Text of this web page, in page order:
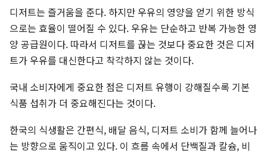
디저트는 즐거움을 준다. 하지만 우유의 영양을 얻기 위한 방식
으로는 효율이 떨어질 수 있다. 우유는 단순하고 반복 가능한 영
양 공급원이다. 따라서 디저트를 끊는 것보다 중요한 것은 디저
트가 우유를 대신한다고 착각하지 않는 것이다.
국내 소비자에게 중요한 점은 디저트 유행이 강해질수록 기본
식품 섭취가 더 중요해진다는 것이다.
한국의 식생활은 간편식, 배달 음식, 디저트 소비가 함께 늘어나
는 방향으로 움직이고 있다. 이 흐름 속에서 단백질과 칼슘, 비